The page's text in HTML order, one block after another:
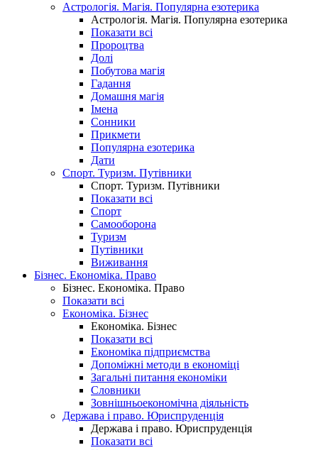
Астрологія. Магія. Популярна езотерика
Астрологія. Магія. Популярна езотерика
Показати всі
Пророцтва
Долі
Побутова магія
Гадання
Домашня магія
Імена
Сонники
Прикмети
Популярна езотерика
Дати
Спорт. Туризм. Путівники
Спорт. Туризм. Путівники
Показати всі
Спорт
Самооборона
Туризм
Путівники
Виживання
Бізнес. Економіка. Право
Бізнес. Економіка. Право
Показати всі
Економіка. Бізнес
Економіка. Бізнес
Показати всі
Економіка підприємства
Допоміжні методи в економіці
Загальні питання економіки
Словники
Зовнішньоекономічна діяльність
Держава і право. Юриспруденція
Держава і право. Юриспруденція
Показати всі